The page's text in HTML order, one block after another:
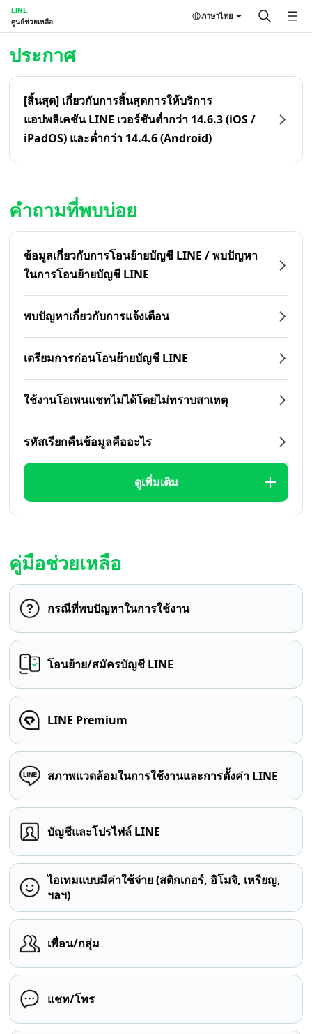
LINE
ศูนย์ช่วยเหลือ
ภาษาไทย
ประกาศ
[สิ้นสุด] เกี่ยวกับการสิ้นสุดการให้บริการ
แอปพลิเคชัน LINE เวอร์ชันต่ำกว่า 14.6.3 (iOS /
iPadOS) และต่ำกว่า 14.4.6 (Android)
คำถามที่พบบ่อย
ข้อมูลเกี่ยวกับการโอนย้ายบัญชี LINE / พบปัญหา
ในการโอนย้ายบัญชี LINE
พบปัญหาเกี่ยวกับการแจ้งเตือน
เตรียมการก่อนโอนย้ายบัญชี LINE
ใช้งานโอเพนแชทไม่ได้โดยไม่ทราบสาเหตุ
รหัสเรียกคืนข้อมูลคืออะไร
ดูเพิ่มเติม
คู่มือช่วยเหลือ
กรณีที่พบปัญหาในการใช้งาน
โอนย้าย/สมัครบัญชี LINE
LINE Premium
สภาพแวดล้อมในการใช้งานและการตั้งค่า LINE
บัญชีและโปรไฟล์ LINE
ไอเทมแบบมีค่าใช้จ่าย (สติกเกอร์, อิโมจิ, เหรียญ,
ฯลฯ)
เพื่อน/กลุ่ม
แชท/โทร